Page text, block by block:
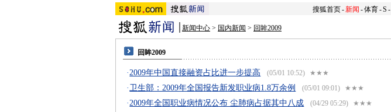
搜狐首页-新闻 -体育-S -
新闻中心 > 国内新闻 > 回眸2009
回眸2009
·2009年中国直接融资占比进一步提高 (05/01 10:52) ★★★
·卫生部：2009年全国报告新发职业病1.8万余例 (05/01 09:01) ★★★
·2009年全国职业病情况公布 尘肺病占据其中八成 (04/29 05:29) ★★★